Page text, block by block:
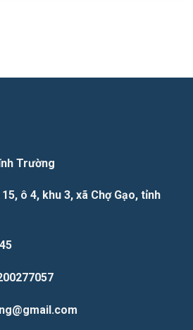
Trường
15, ô 4, khu 3, xã Chợ Gạo, tỉnh